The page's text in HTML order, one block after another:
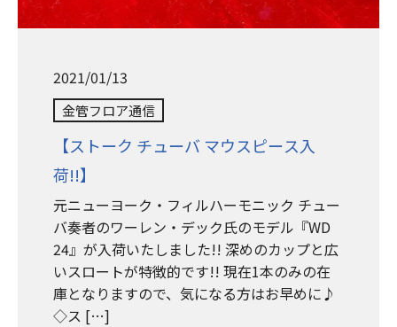
2021/01/13
金管フロア通信
【ストーク チューバ マウスピース入
荷!!】
元ニューヨーク・フィルハーモニック チュー
バ奏者のワーレン・デック氏のモデル『WD
24』が入荷いたしました!! 深めのカップと広
いスロートが特徴的です!! 現在1本のみの在
庫となりますので、気になる方はお早めに♪
◇ス […]